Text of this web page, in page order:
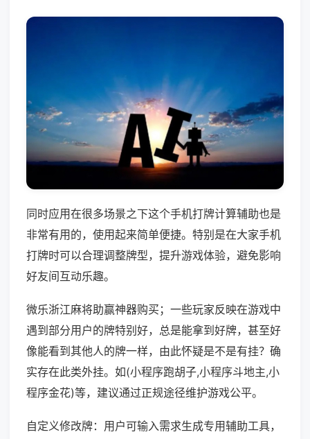
同时应用在很多场景之下这个手机打牌计算辅助也是
非常有用的，使用起来简单便捷。特别是在大家手机
打牌时可以合理调整牌型，提升游戏体验，避免影响
好友间互动乐趣。
微乐浙江麻将助赢神器购买；一些玩家反映在游戏中
遇到部分用户的牌特别好，总是能拿到好牌，甚至好
像能看到其他人的牌一样，由此怀疑是不是有挂？确
实存在此类外挂。如(小程序跑胡子,小程序斗地主,小
程序金花)等，建议通过正规途径维护游戏公平。
自定义修改牌：用户可输入需求生成专用辅助工具，